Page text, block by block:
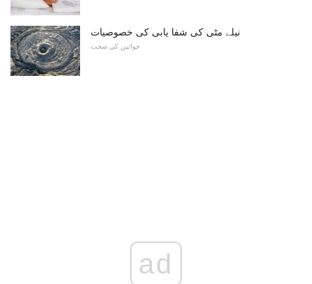
نیلے مٹی کی شفا یابی کی خصوصیات
خواتین کی صحت
ad